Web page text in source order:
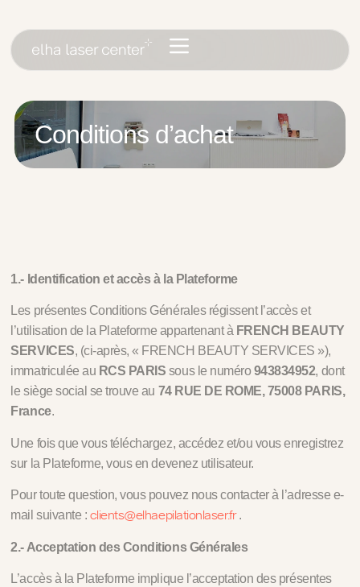
Conditions d’achat
1.- Identification et accès à la Plateforme
Les présentes Conditions Générales régissent l’accès et
l’utilisation de la Plateforme appartenant à FRENCH BEAUTY
SERVICES, (ci-après, « FRENCH BEAUTY SERVICES »),
immatriculée au RCS PARIS sous le numéro943834952, dont
le siège social se trouve au 74 RUE DE ROME, 75008 PARIS,
France.
Une fois que vous téléchargez, accédez et/ou vous enregistrez
sur la Plateforme, vous en devenez utilisateur.
Pour toute question, vous pouvez nous contacter à l’adresse e-
mail suivante : clients@elhaepilationlaser.fr.
2.- Acceptation des Conditions Générales
L’accès à la Plateforme implique l’acceptation des présentes